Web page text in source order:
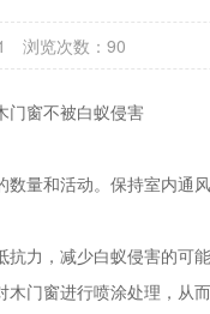
浏览次数： 90
门窗不被白蚁侵害
量和活动。保持室内通
力，减少白蚁侵害的可能
门窗进行喷涂处理，从